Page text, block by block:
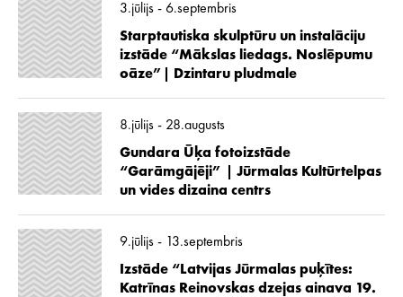
3.jūlijs - 6.septembris
Starptautiska skulptūru un instalāciju
izstāde “Mākslas liedags. Noslēpumu
oāze”| Dzintaru pludmale
8.jūlijs - 28.augusts
Gundara Ūķa fotoizstāde
“Garāmgājēji” | Jūrmalas Kultūrtelpas
un vides dizaina centrs
9.jūlijs - 13.septembris
Izstāde “Latvijas Jūrmalas puķītes:
Katrīnas Reinovskas dzejas ainava 19.